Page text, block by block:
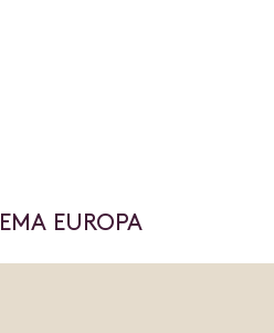
EUROPA